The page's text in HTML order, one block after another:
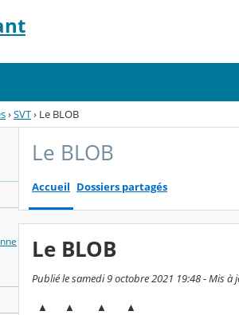
›SVT› Le BLOB
Le BLOB
Accueil Dossiers partagés
Le BLOB
Publié le samedi 9 octobre 2021 19:48 - Mis
▲ ▲ ▲ ▲